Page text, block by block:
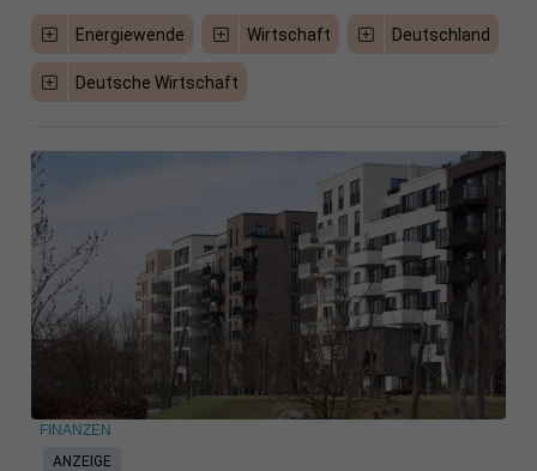
Energiewende Wirtschaft Deutschland
Deutsche Wirtschaft
ANZEIGE
FINANZEN